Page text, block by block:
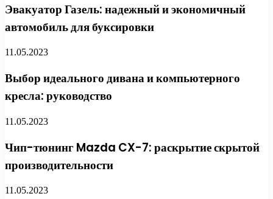
Эвакуатор Газель: надежный и экономичный
автомобиль для буксировки
11.05.2023
Выбор идеального дивана и компьютерного
кресла: руководство
11.05.2023
Чип-тюнинг Mazda CX-7: раскрытие скрытой
производительности
11.05.2023